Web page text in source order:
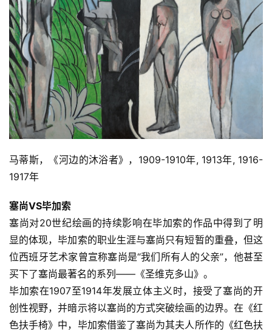
马蒂斯，《河边的沐浴者》，1909-1910年, 1913年, 1916-
1917年
塞尚VS毕加索
塞尚对20世纪绘画的持续影响在毕加索的作品中得到了明
显的体现，毕加索的职业生涯与塞尚只有短暂的重叠，但这
位西班牙艺术家曾宣称塞尚是“我们所有人的父亲”，他甚至
买下了塞尚最著名的系列——《圣维克多山》。
毕加索在1907至1914年发展立体主义时，接受了塞尚的开
创性视野，并暗示将以塞尚的方式突破绘画的边界。在《红
色扶手椅》中，毕加索借鉴了塞尚为其夫人所作的《红色扶